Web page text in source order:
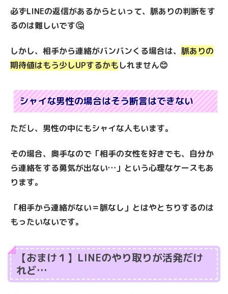
必ずLINEの返信があるからといって、脈ありの判断をす
るのは難しいです🤔
しかし、相手から連絡がバンバンくる場合は、 脈ありの
期待値はもう少しUPするかもしれません😊
シャイな男性の場合はそう断言はできない
ただし、男性の中にもシャイな人もいます。
その場合、奥手なので「相手の女性を好きでも、自分か
ら連絡をする勇気が出ない…」という心理なケースもあ
ります。
「相手から連絡がない＝脈なし」とはやとちりするのは
もったいないです。
【おまけ１】LINEのやり取りが活発だけ
れど…